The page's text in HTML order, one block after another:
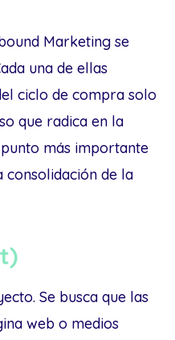
Marketing se
una de ellas
ciclo de compra solo
que radica en la
más importante
consolidación de la
Se busca que las
web o medios